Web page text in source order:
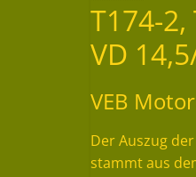
T174-
VD
VEB
Der Auszug
stammt aus